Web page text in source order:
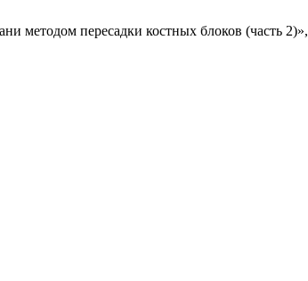
методом пересадки костных блоков (часть 2)»,